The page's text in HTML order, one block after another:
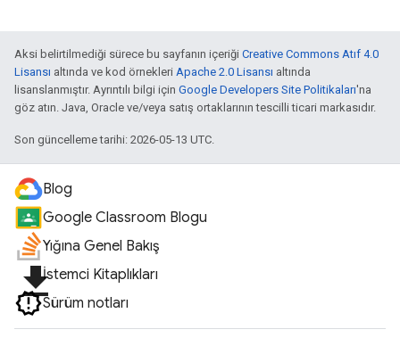
Aksi belirtilmediği sürece bu sayfanın içeriği Creative Commons Atıf 4.0
Lisansı altında ve kod örnekleri Apache 2.0 Lisansı altında
lisanslanmıştır. Ayrıntılı bilgi için Google Developers Site Politikaları'na
göz atın. Java, Oracle ve/veya satış ortaklarının tescilli ticari markasıdır.
Son güncelleme tarihi: 2026-05-13 UTC.
Blog
Google Classroom Blogu
Yığına Genel Bakış
file_downloadİstemci Kitaplıkları
Sürüm notları